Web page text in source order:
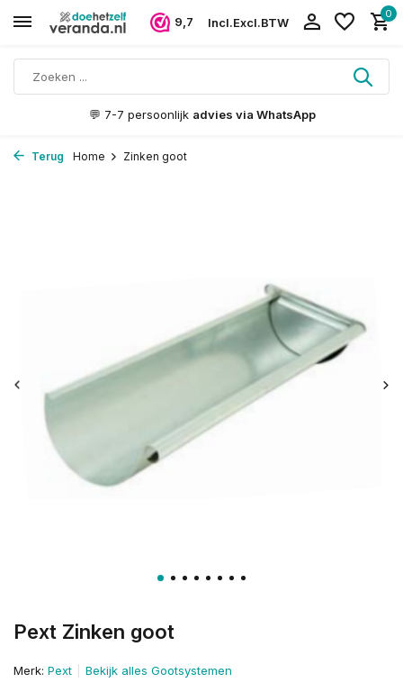
9,7 Incl.Excl.BTW
0
💬 7-7 persoonlijk advies via WhatsApp
Terug Home Zinken goot
Pext Zinken goot
Merk: Pext Bekijk alles Gootsystemen